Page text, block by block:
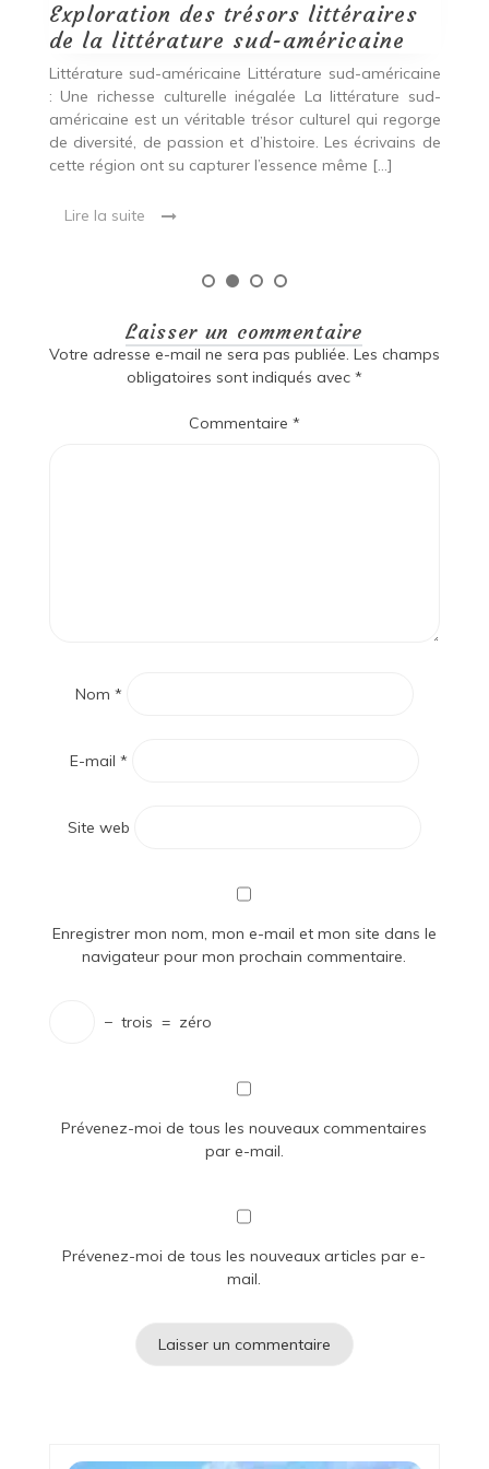
Lire la suite
Laisser un commentaire
Votre adresse e-mail ne sera pas publiée. Les champs
obligatoires sont indiqués avec *
Commentaire *
Nom *
E-mail *
Site web
Enregistrer mon nom, mon e-mail et mon site dans le
navigateur pour mon prochain commentaire.
− trois = zéro
Prévenez-moi de tous les nouveaux commentaires
par e-mail.
Prévenez-moi de tous les nouveaux articles par e-
mail.